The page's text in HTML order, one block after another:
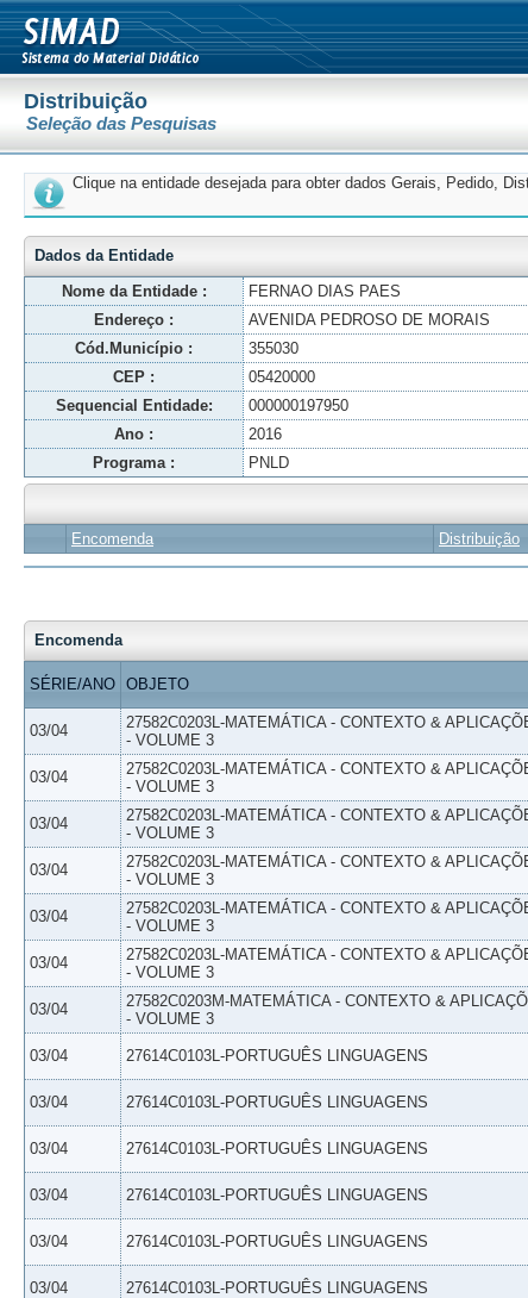
Distribuição
Seleção das Pesquisas
Clique na entidade desejada para obter dados Gerais, Pedido,
Dados da Entidade
Nome da Entidade :
FERNAO DIAS PAES
Endereço :
AVENIDA PEDROSO DE MORAIS
Cód.Município :
355030
CEP :
05420000
Sequencial Entidade:
000000197950
Ano :
2016
Programa :
PNLD
Encomenda Distribuição
Encomenda
SÉRIE/ANO OBJETO
03/04
27582C0203L-MATEMÁTICA - CONTEXTO &
- VOLUME 3
03/04
27582C0203L-MATEMÁTICA - CONTEXTO &
- VOLUME 3
03/04
27582C0203L-MATEMÁTICA - CONTEXTO &
- VOLUME 3
03/04
27582C0203L-MATEMÁTICA - CONTEXTO &
- VOLUME 3
03/04
27582C0203L-MATEMÁTICA - CONTEXTO &
- VOLUME 3
03/04
27582C0203L-MATEMÁTICA - CONTEXTO &
- VOLUME 3
03/04
27582C0203M-MATEMÁTICA - CONTEXTO &
- VOLUME 3
03/04 27614C0103L-PORTUGUÊS LINGUAGENS
03/04 27614C0103L-PORTUGUÊS LINGUAGENS
03/04 27614C0103L-PORTUGUÊS LINGUAGENS
03/04 27614C0103L-PORTUGUÊS LINGUAGENS
03/04 27614C0103L-PORTUGUÊS LINGUAGENS
03/04 27614C0103L-PORTUGUÊS LINGUAGENS